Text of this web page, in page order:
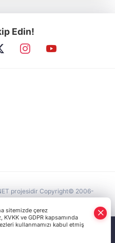
Darıca'da yeni dönem...
Edin!
projesidir Copyright© 2006-
sitemizde çerez
ve GDPR kapsamında
kullanmamızı kabul etmiş